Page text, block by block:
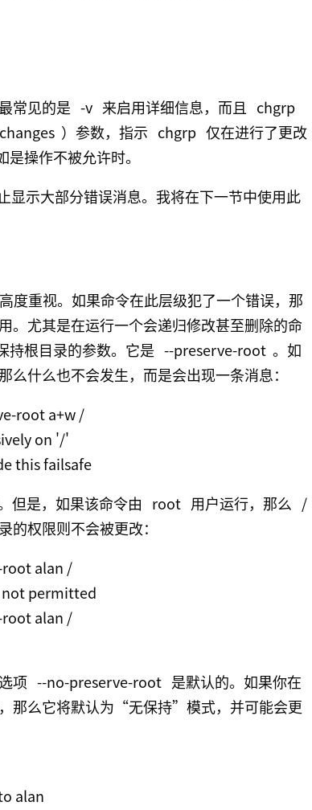
常见的是 -v 来启用详细信息，而且
chgrp
）参数，指示 chgrp 仅在进行了更改
操作不被允许时。
显示大部分错误消息。我将在下一节中使用此
度重视。如果命令在此层级犯了一个错误，那
。尤其是在运行一个会递归修改甚至删除的命
持根目录的参数。它是 --preserve-root 。如
什么也不会发生，而是会出现一条消息：
root a+w /
on '/'
this failsafe
但是，如果该命令由 root 用户运行，那么 /
权限则不会被更改：
root alan /
permitted
alan /
项 --no-preserve-root 是默认的。如果你在
那么它将默认为“无保持”模式，并可能会更
alan